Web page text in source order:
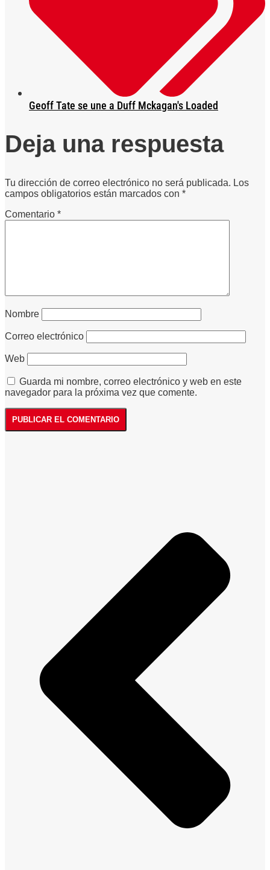
Geoff Tate se une a Duff Mckagan's Loaded
Deja una respuesta
Tu dirección de correo electrónico no será publicada. Los
campos obligatorios están marcados con *
Comentario *
Nombre
Correo electrónico
Web
Guarda mi nombre, correo electrónico y web en este
navegador para la próxima vez que comente.